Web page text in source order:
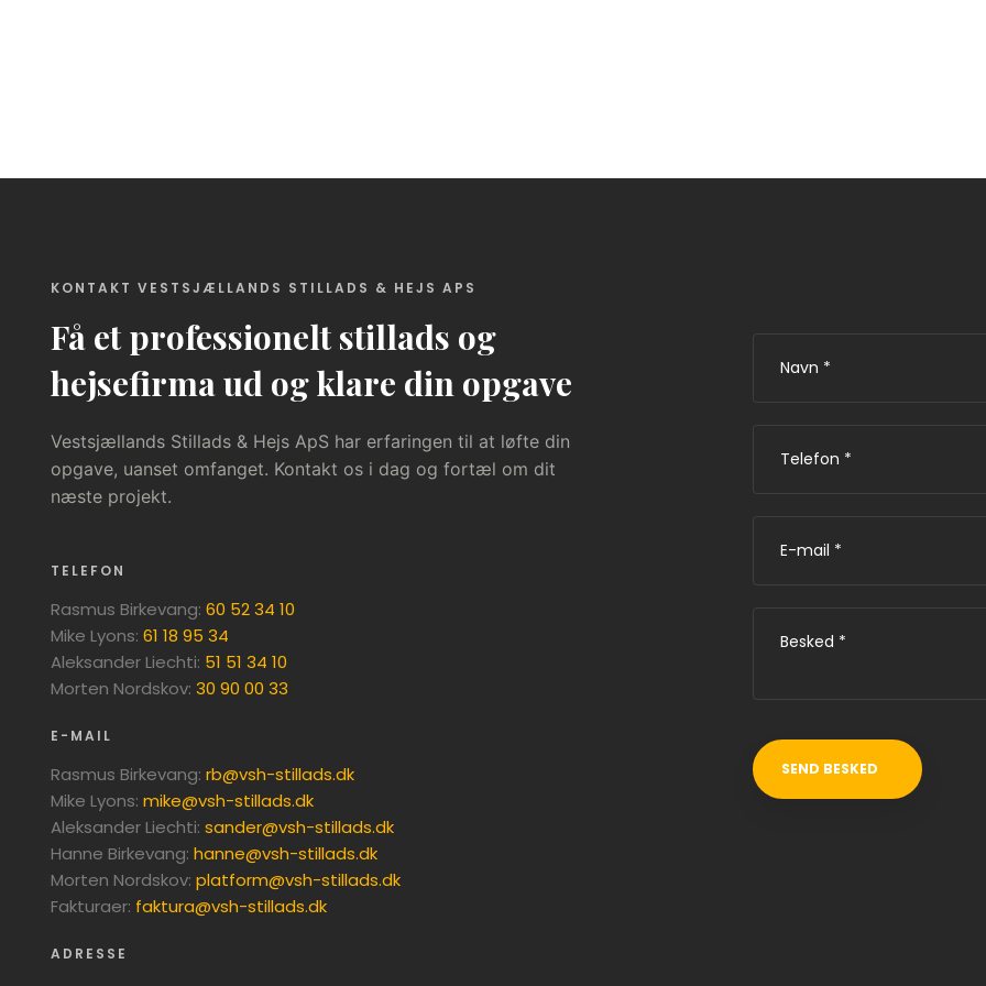
KONTAKT VESTSJÆLLANDS STILLADS & HEJS APS
Få et professionelt stillads og
hejsefirma ud og klare din opgave
Vestsjællands Stillads & Hejs ApS har erfaringen til at løfte din
opgave, uanset omfanget. Kontakt os i dag og fortæl om dit
næste projekt.
​TELEFON
Rasmus Birkevang:60 52 34 10
​​Mike Lyons:61 18 95 34
Aleksander Liechti: 51 51 34 10
Morten Nordskov:30 90 00 33
​E-MAIL
Rasmus Birkevang:rb@vsh-stillads.dk
​Mike Lyons:mike@vsh-stillads.dk
Aleksander Liechti:sander@vsh-stillads.dk
Hanne Birkevang:hanne@vsh-stillads.dk
Morten Nordskov:platform@vsh-stillads.dk
Fakturaer: faktura@vsh-stillads.dk
ADRESSE